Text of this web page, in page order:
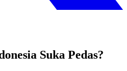
Suka Pedas?